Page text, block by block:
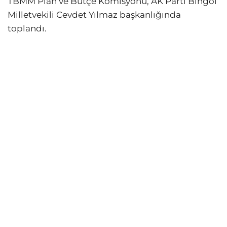
Milletvekili Cevdet Yılmaz başkanlığında
toplandı.